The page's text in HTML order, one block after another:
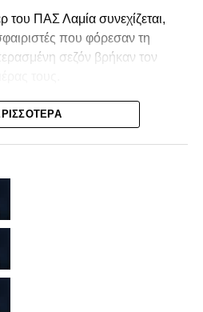
του ΠΑΣ Λαμία συνεχίζεται,
που φόρεσαν τη
σεζόν βρήκαν τον
και τον Χρυσόστομο
μαζί την ποδοσφαιρική
η περίπτωση του
βρέθηκε στο στόχαστρο
καλοκαίρι. Ανάμεσα στους
έντονα για την απόκτησή
Ιωνικός, με την ομάδα της
μεγάλο χρονικό διάστημα ως